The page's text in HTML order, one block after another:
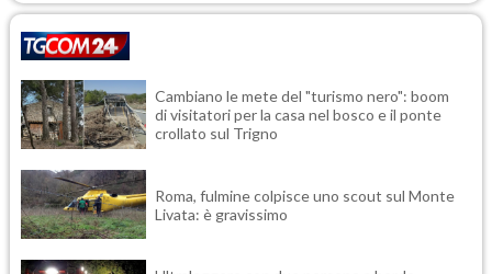
Cambiano le mete del "turismo nero": boom
di visitatori per la casa nel bosco e il ponte
crollato sul Trigno
Roma, fulmine colpisce uno scout sul Monte
Livata: è gravissimo